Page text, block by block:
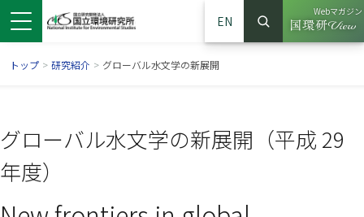
EN
サイト内検索
検索
Webマガジン
（別ウイ
トップ > 研究紹介 > グローバル水文学の新展開
グローバル水文学の新展開（平成 29
年度）